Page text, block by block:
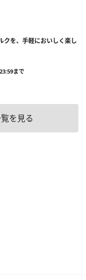
クを、手軽においしく楽し
まで
を見る